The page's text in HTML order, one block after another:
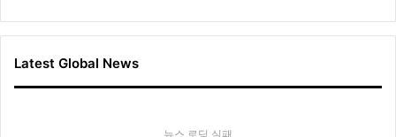
Latest Global News
뉴스 로딩 실패